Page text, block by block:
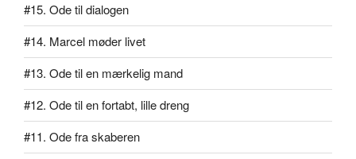
#15. Ode til dialogen
#14. Marcel møder livet
#13. Ode til en mærkelig mand
#12. Ode til en fortabt, lille dreng
#11. Ode fra skaberen